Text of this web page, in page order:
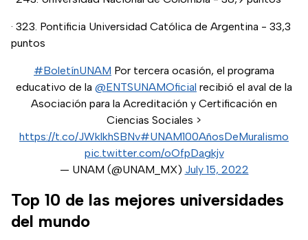
· 323. Pontificia Universidad Católica de Argentina - 33,3
puntos
#BoletínUNAM Por tercera ocasión, el programa
educativo de la @ENTSUNAMOficial recibió el aval de la
Asociación para la Acreditación y Certificación en
Ciencias Sociales >
https://t.co/JWklkhSBNv#UNAM100AñosDeMuralismo
pic.twitter.com/oOfpDagkjv
— UNAM (@UNAM_MX) July 15, 2022
Top 10 de las mejores universidades
del mundo